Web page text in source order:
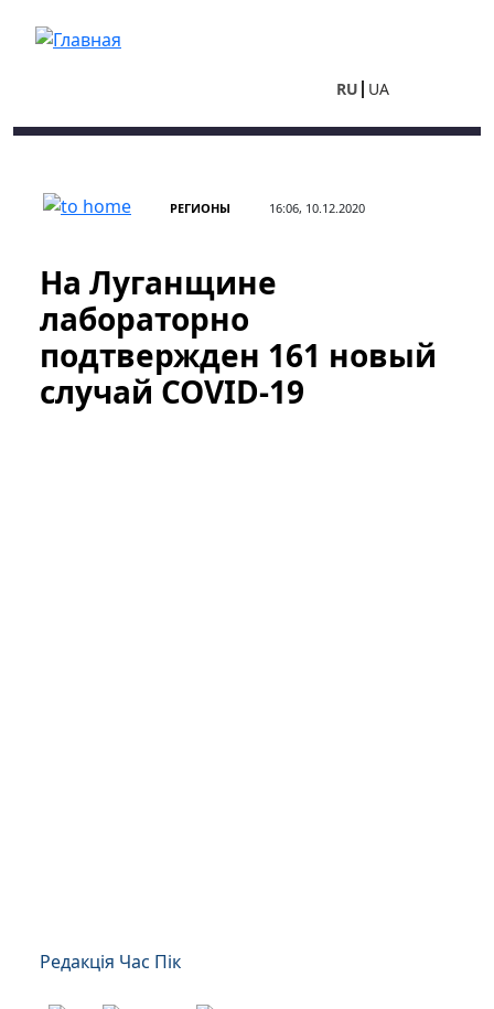
RU UA
РЕГИОНЫ 16:06, 10.12.2020
На Луганщине
лабораторно
подтвержден 161 новый
случай COVID-19
Редакція Час Пік